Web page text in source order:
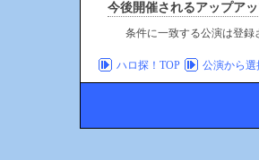
今後開催されるアップア
条件に一致する公演は登録
ハロ探！TOP 公演から選